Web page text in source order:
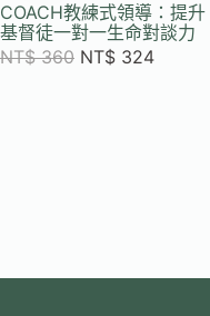
COACH教練式領導：提升
基督徒一對一生命對談力
NT$360 NT$ 324